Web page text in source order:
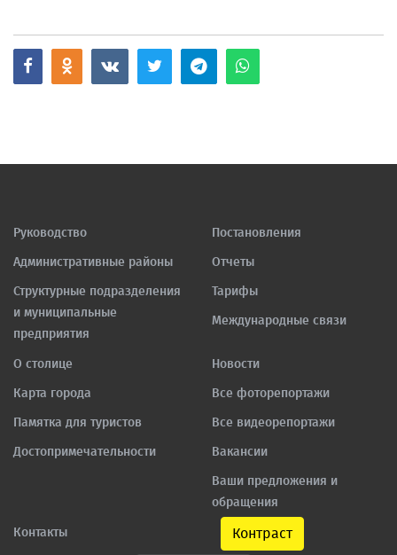
Руководство
Административные районы
Структурные подразделения
и муниципальные
предприятия
Постановления
Отчеты
Тарифы
Международные связи
О столице
Карта города
Памятка для туристов
Достопримечательности
Новости
Все фоторепортажи
Все видеорепортажи
Вакансии
Ваши предложения и
обращения
Контакты Контраст